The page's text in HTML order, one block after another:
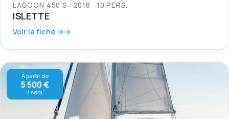
LAGOON 450 S 2018 10 PERS.
ISLETTE
Voir la fiche →
À partir de
5 500 €
/ sem